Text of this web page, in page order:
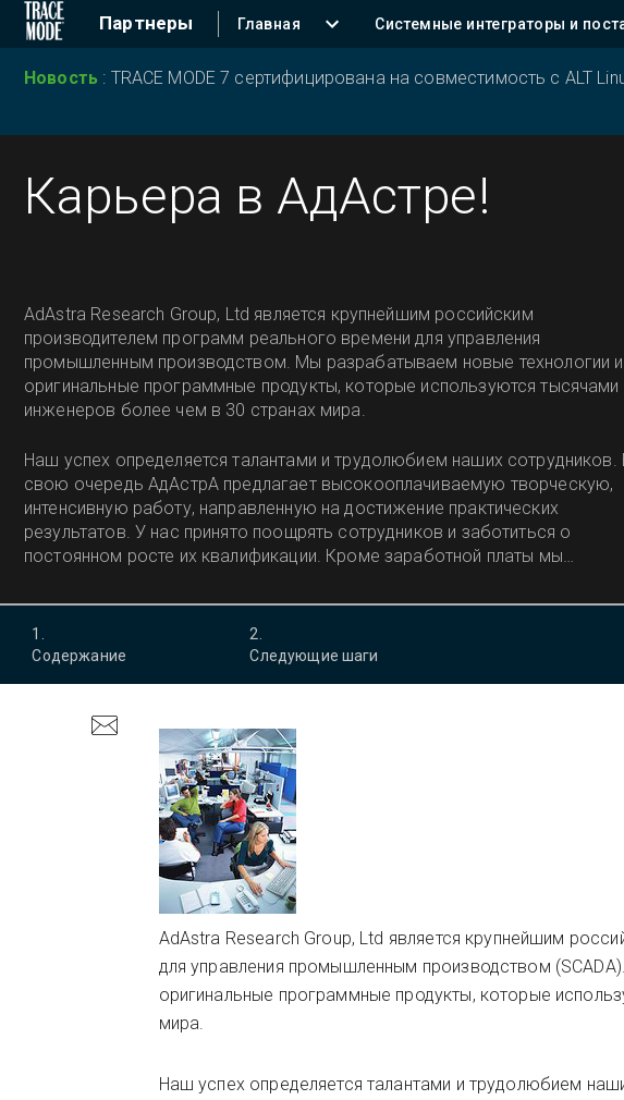
Партнеры Главная Системные интеграторы и
Новость : TRACE MODE 7 сертифицирована на совместимость с ALT
Карьера в АдАстре!
AdAstra Research Group, Ltd является крупнейшим российским
производителем программ реального времени для управления
промышленным производством. Мы разрабатываем новые технологии и
оригинальные программные продукты, которые используются тысячами
инженеров более чем в 30 странах мира.
Наш успех определяется талантами и трудолюбием наших сотрудников.
свою очередь АдАстрА предлагает высокооплачиваемую творческую,
интенсивную работу, направленную на достижение практических
результатов. У нас принято поощрять сотрудников и заботиться о
постоянном росте их квалификации. Кроме заработной платы мы
1
Содержание
2
Следующие шаги
AdAstra Research Group, Ltd является крупнейшим
для управления промышленным производством
оригинальные программные продукты, которые
мира.
Наш успех определяется талантами и трудолюбием